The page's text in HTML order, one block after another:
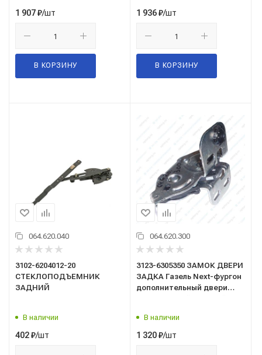
1 907₽/шт
В КОРЗИНУ
1 936₽/шт
В КОРЗИНУ
064.620.040
3102-6204012-20
СТЕКЛОПОДЪЕМНИК
ЗАДНИЙ
В наличии
402₽/шт
064.620.300
3123-6305350 ЗАМОК ДВЕРИ
ЗАДКА Газель Next-фургон
дополнительный двери
В наличии
1 320₽/шт